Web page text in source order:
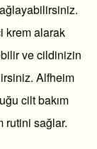
krem alarak
ve cildinizin
Alfheim
cilt bakım
rutini sağlar.